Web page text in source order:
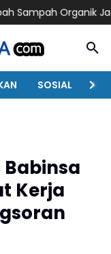
Jadi Energi
SOSIAL
Kerja